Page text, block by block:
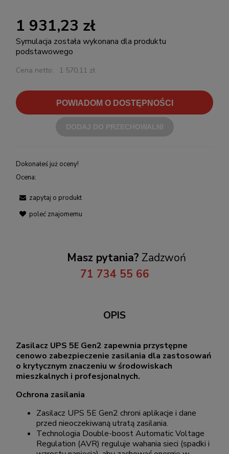
1 931,23 zł
Symulacja została wykonana dla produktu
podstawowego
Cena netto: 1 570,11 zł
POWIADOM O DOSTĘPNOŚCI
Dokonałeś już oceny!
Ocena:
zapytaj o produkt
poleć znajomemu
Masz pytania? Zadzwoń
71 734 55 66
OPIS
Zasilacz UPS 5E Gen2 zapewnia przystępne
cenowo zabezpieczenie zasilania dla zastosowań
o krytycznym znaczeniu w środowiskach
mieszkalnych i profesjonalnych.
Ochrona zasilania
Zasilacz UPS 5E Gen2 chroni aplikacje i dane
przed nieoczekiwaną utratą zasilania.
Technologia Double-boost Automatic Voltage
Regulation (AVR) reguluje wahania sieci (spadki i